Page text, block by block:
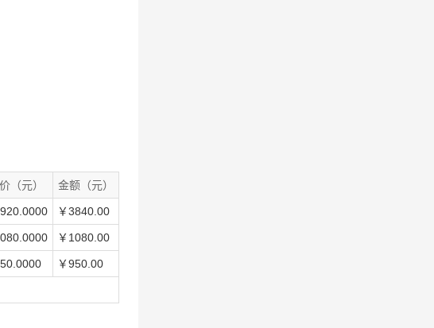
（元） 金额（元）
￥3840.00
￥1080.00
￥950.00